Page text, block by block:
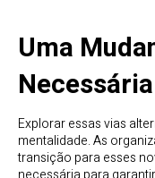
Uma
Necessária
Explorar essas vias
mentalidade. As
transição para esses